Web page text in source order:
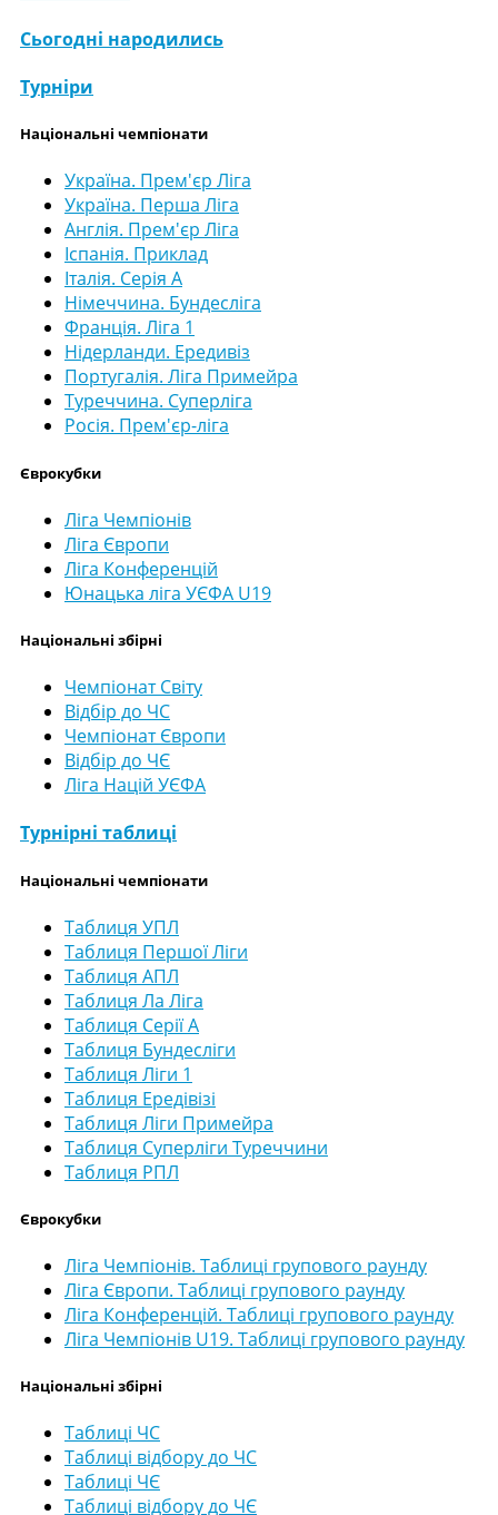
Сьогодні народились
Турніри
Національні чемпіонати
Україна. Прем'єр Ліга
Україна. Перша Ліга
Англія. Прем'єр Ліга
Іспанія. Приклад
Італія. Серія А
Німеччина. Бундесліга
Франція. Ліга 1
Нідерланди. Ередивіз
Португалія. Ліга Примейра
Туреччина. Суперліга
Росія. Прем'єр-ліга
Єврокубки
Ліга Чемпіонів
Ліга Європи
Ліга Конференцій
Юнацька ліга УЄФА U19
Національні збірні
Чемпіонат Світу
Відбір до ЧС
Чемпіонат Європи
Відбір до ЧЄ
Ліга Націй УЄФА
Турнірні таблиці
Національні чемпіонати
Таблиця УПЛ
Таблиця Першої Ліги
Таблиця АПЛ
Таблиця Ла Ліга
Таблиця Серії А
Таблиця Бундесліги
Таблиця Ліги 1
Таблиця Ередівізі
Таблиця Ліги Примейра
Таблиця Суперліги Туреччини
Таблиця РПЛ
Єврокубки
Ліга Чемпіонів. Таблиці групового раунду
Ліга Європи. Таблиці групового раунду
Ліга Конференцій. Таблиці групового раунду
Ліга Чемпіонів U19. Таблиці групового раунду
Національні збірні
Таблиці ЧС
Таблиці відбору до ЧС
Таблиці ЧЄ
Таблиці відбору до ЧЄ